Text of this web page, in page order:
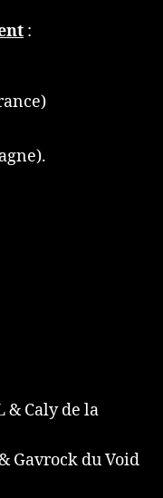
:
& Caly de la
Gavrock du Void